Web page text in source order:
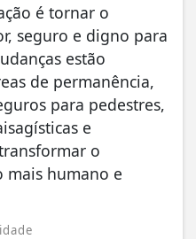
é tornar o
seguro e digno para
estão
de permanência,
para pedestres,
e
o
mais humano e